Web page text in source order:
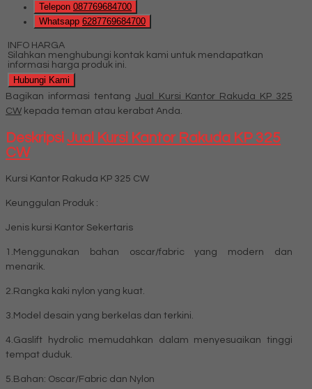
Telepon 087769684700
Whatsapp 6287769684700
INFO HARGA
Silahkan menghubungi kontak kami untuk mendapatkan
informasi harga produk ini.
Hubungi Kami
Bagikan informasi tentangJual Kursi Kantor Rakuda KP 325
CW kepada teman atau kerabat Anda.
DeskripsiJual Kursi Kantor Rakuda KP 325
CW
Kursi Kantor Rakuda KP 325 CW
Keunggulan Produk :
Jenis kursi Kantor Sekertaris
1.Menggunakan bahan oscar/fabric yang modern dan
menarik.
2.Rangka kaki nylon yang kuat.
3.Model desain yang berkelas dan terkini.
4.Gaslift hydrolic memudahkan dalam menyesuaikan tinggi
tempat duduk.
5.Bahan: Oscar/Fabric dan Nylon